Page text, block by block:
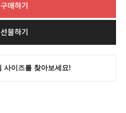
구매하기
선물하기